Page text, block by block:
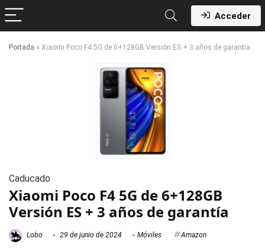
Acceder
Portada » Xiaomi Poco F4 5G de 6+128GB Versión ES + 3 años de garantía
Caducado
Xiaomi Poco F4 5G de 6+128GB
Versión ES + 3 años de garantía
Lobo 29 de junio de 2024 Móviles Amazon